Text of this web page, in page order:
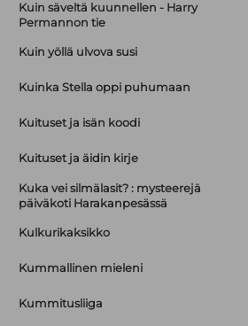
Kuin säveltä kuunnellen - Harry
Permannon tie
Kuin yöllä ulvova susi
Kuinka Stella oppi puhumaan
Kuituset ja isän koodi
Kuituset ja äidin kirje
Kuka vei silmälasit? : mysteerejä
päiväkoti Harakanpesässä
Kulkurikaksikko
Kummallinen mieleni
Kummitusliiga